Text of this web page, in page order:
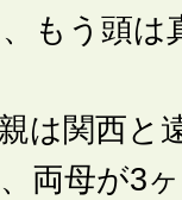
もう頭は
は関西と
両母が3